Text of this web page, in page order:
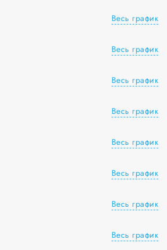
Весь график
Весь график
Весь график
Весь график
Весь график
Весь график
Весь график
Весь график